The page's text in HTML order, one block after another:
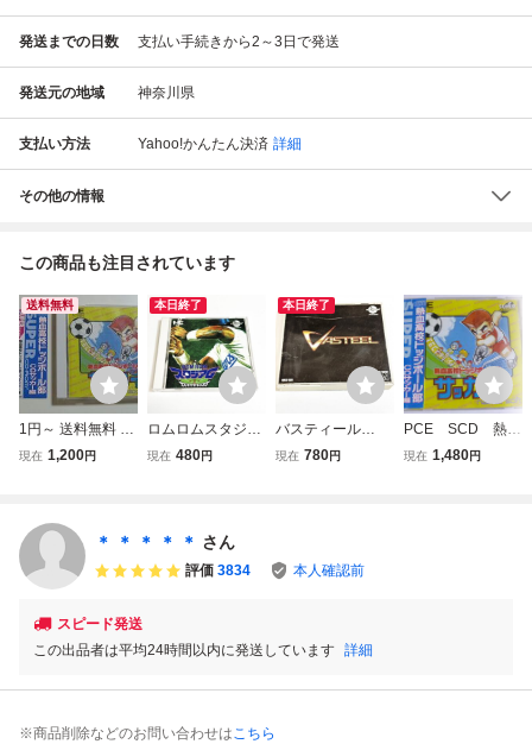
発送までの日数 支払い手続きから2～3日で発送
発送元の地域 神奈川県
支払い方法 Yahoo!かんたん決済 詳細
その他の情報
この商品も注目されています
送料無料
1円～ 送料無料 P
Cエンジン CD-RO
現在 1,200円
本日終了
ロムロムスタジア
ム 【箱・説明書有
ーROM2 ROMR
現在 480円
本日終了
バスティール
【箱・説明書有
現在 780円
PCE SCD 熱血
高校ドッジボール
現在 1,480円
＊ ＊ ＊ ＊ ＊ さん
評価 3834 本人確認前
スピード発送
この出品者は平均24時間以内に発送しています 詳細
※商品削除などのお問い合わせはこちら